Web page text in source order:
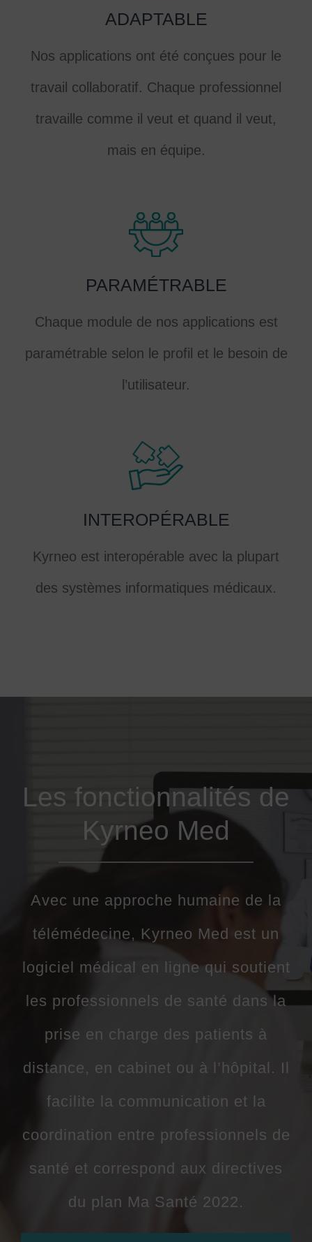
ADAPTABLE
Nos applications ont été conçues pour le
travail collaboratif. Chaque professionnel
travaille comme il veut et quand il veut,
mais en équipe.
PARAMÉTRABLE
Chaque module de nos applications est
paramétrable selon le profil et le besoin de
l’utilisateur.
INTEROPÉRABLE
Kyrneo est interopérable avec la plupart
des systèmes informatiques médicaux.
Les fonctionnalités de
Kyrneo Med
Avec une approche humaine de la
télémédecine, Kyrneo Med est un
logiciel médical en ligne qui soutient
les professionnels de santé dans la
prise en charge des patients à
distance, en cabinet ou à l’hôpital. Il
facilite
la communication et la
coordination entre professionnels de
santé et correspond aux directives
du plan Ma Santé 2022.